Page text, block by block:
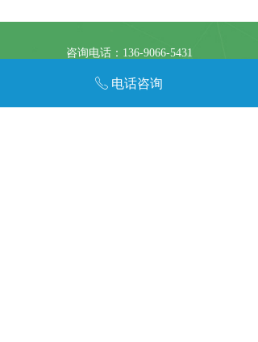
咨询电话：136-9066-5431
ꂅ 电话咨询